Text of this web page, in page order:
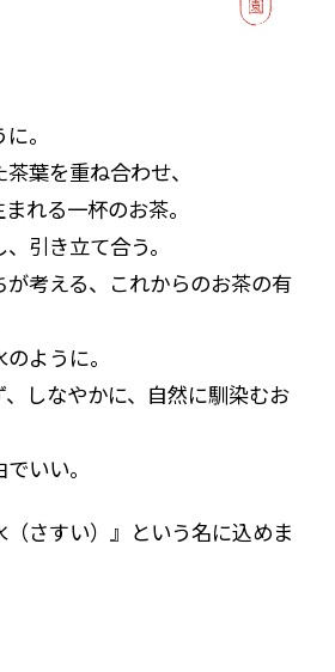
。
葉を重ね合わせ、
れる一杯のお茶。
引き立て合う。
考える、これからのお茶の有
ように。
しなやかに、自然に馴染むお
いい。
さすい）』という名に込めま